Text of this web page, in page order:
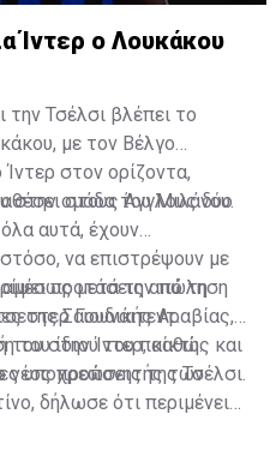
Ίντερ ο Λουκάκου
Τσέλσι βλέπει το
με τον Βέλγο
στον ορίζοντα,
στην ομάδα του Μιλάνου.
στους Άγγλους δύο
αυτά, έχουν
να επιστρέψουν με
αμέσως μετά την πώληση
Γιουνάιτεντ.
του ίδιου του παίκτη.
προτάσεις από τη
της Σαουδικής Αραβίας,
στην Ίντερ, καθώς και
υποχρεώσεις της Τσέλσι.
νέος προπονητής των
δήλωσε ότι περιμένει